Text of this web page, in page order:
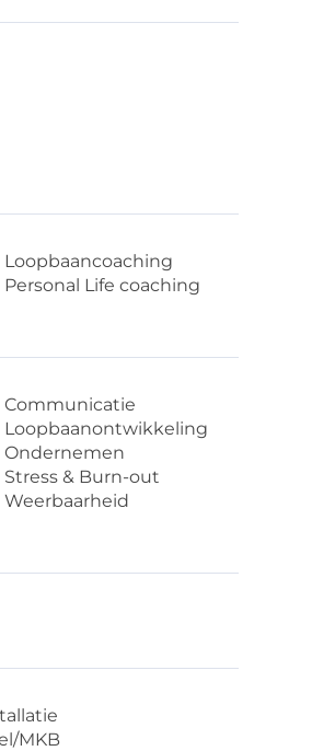
Loopbaancoaching
Personal Life coaching
Communicatie
Loopbaanontwikkeling
Ondernemen
Stress & Burn-out
Weerbaarheid
MKB